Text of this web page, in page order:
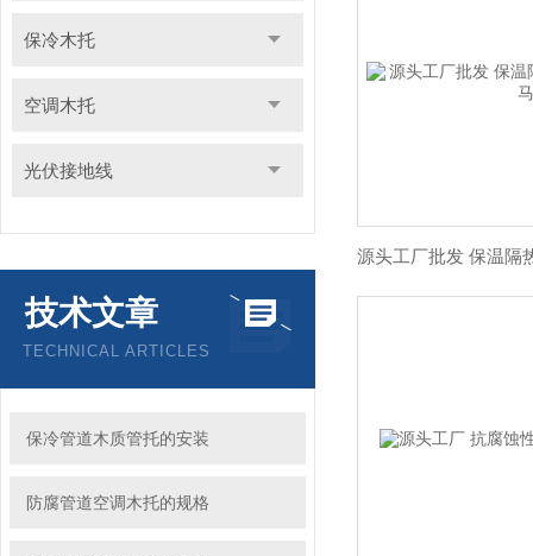
保冷木托
空调木托
光伏接地线
技术文章
TECHNICAL ARTICLES
保冷管道木质管托的安装
防腐管道空调木托的规格